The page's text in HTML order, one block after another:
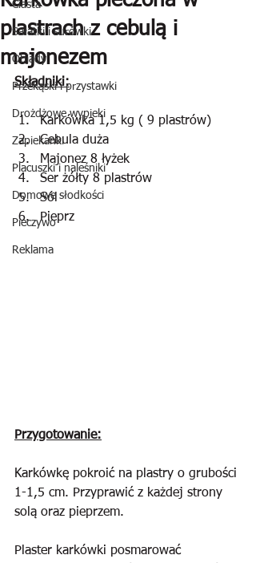
Ciasta
Sałatki i surówki
Obiady
Przekąski i przystawki
Drożdżowe wypieki
Zapiekanki
Placuszki i naleśniki
Domowe słodkości
Pieczywo
Reklama
plastrach z cebulą i
majonezem
Składniki:
Karkówka 1,5 kg ( 9 plastrów)
Cebula duża
Majonez 8 łyżek
Ser żółty 8 plastrów
Sól
Pieprz
Przygotowanie:
Karkówkę pokroić na plastry o grubości
1-1,5 cm. Przyprawić z każdej strony
solą oraz pieprzem.
Plaster karkówki posmarować